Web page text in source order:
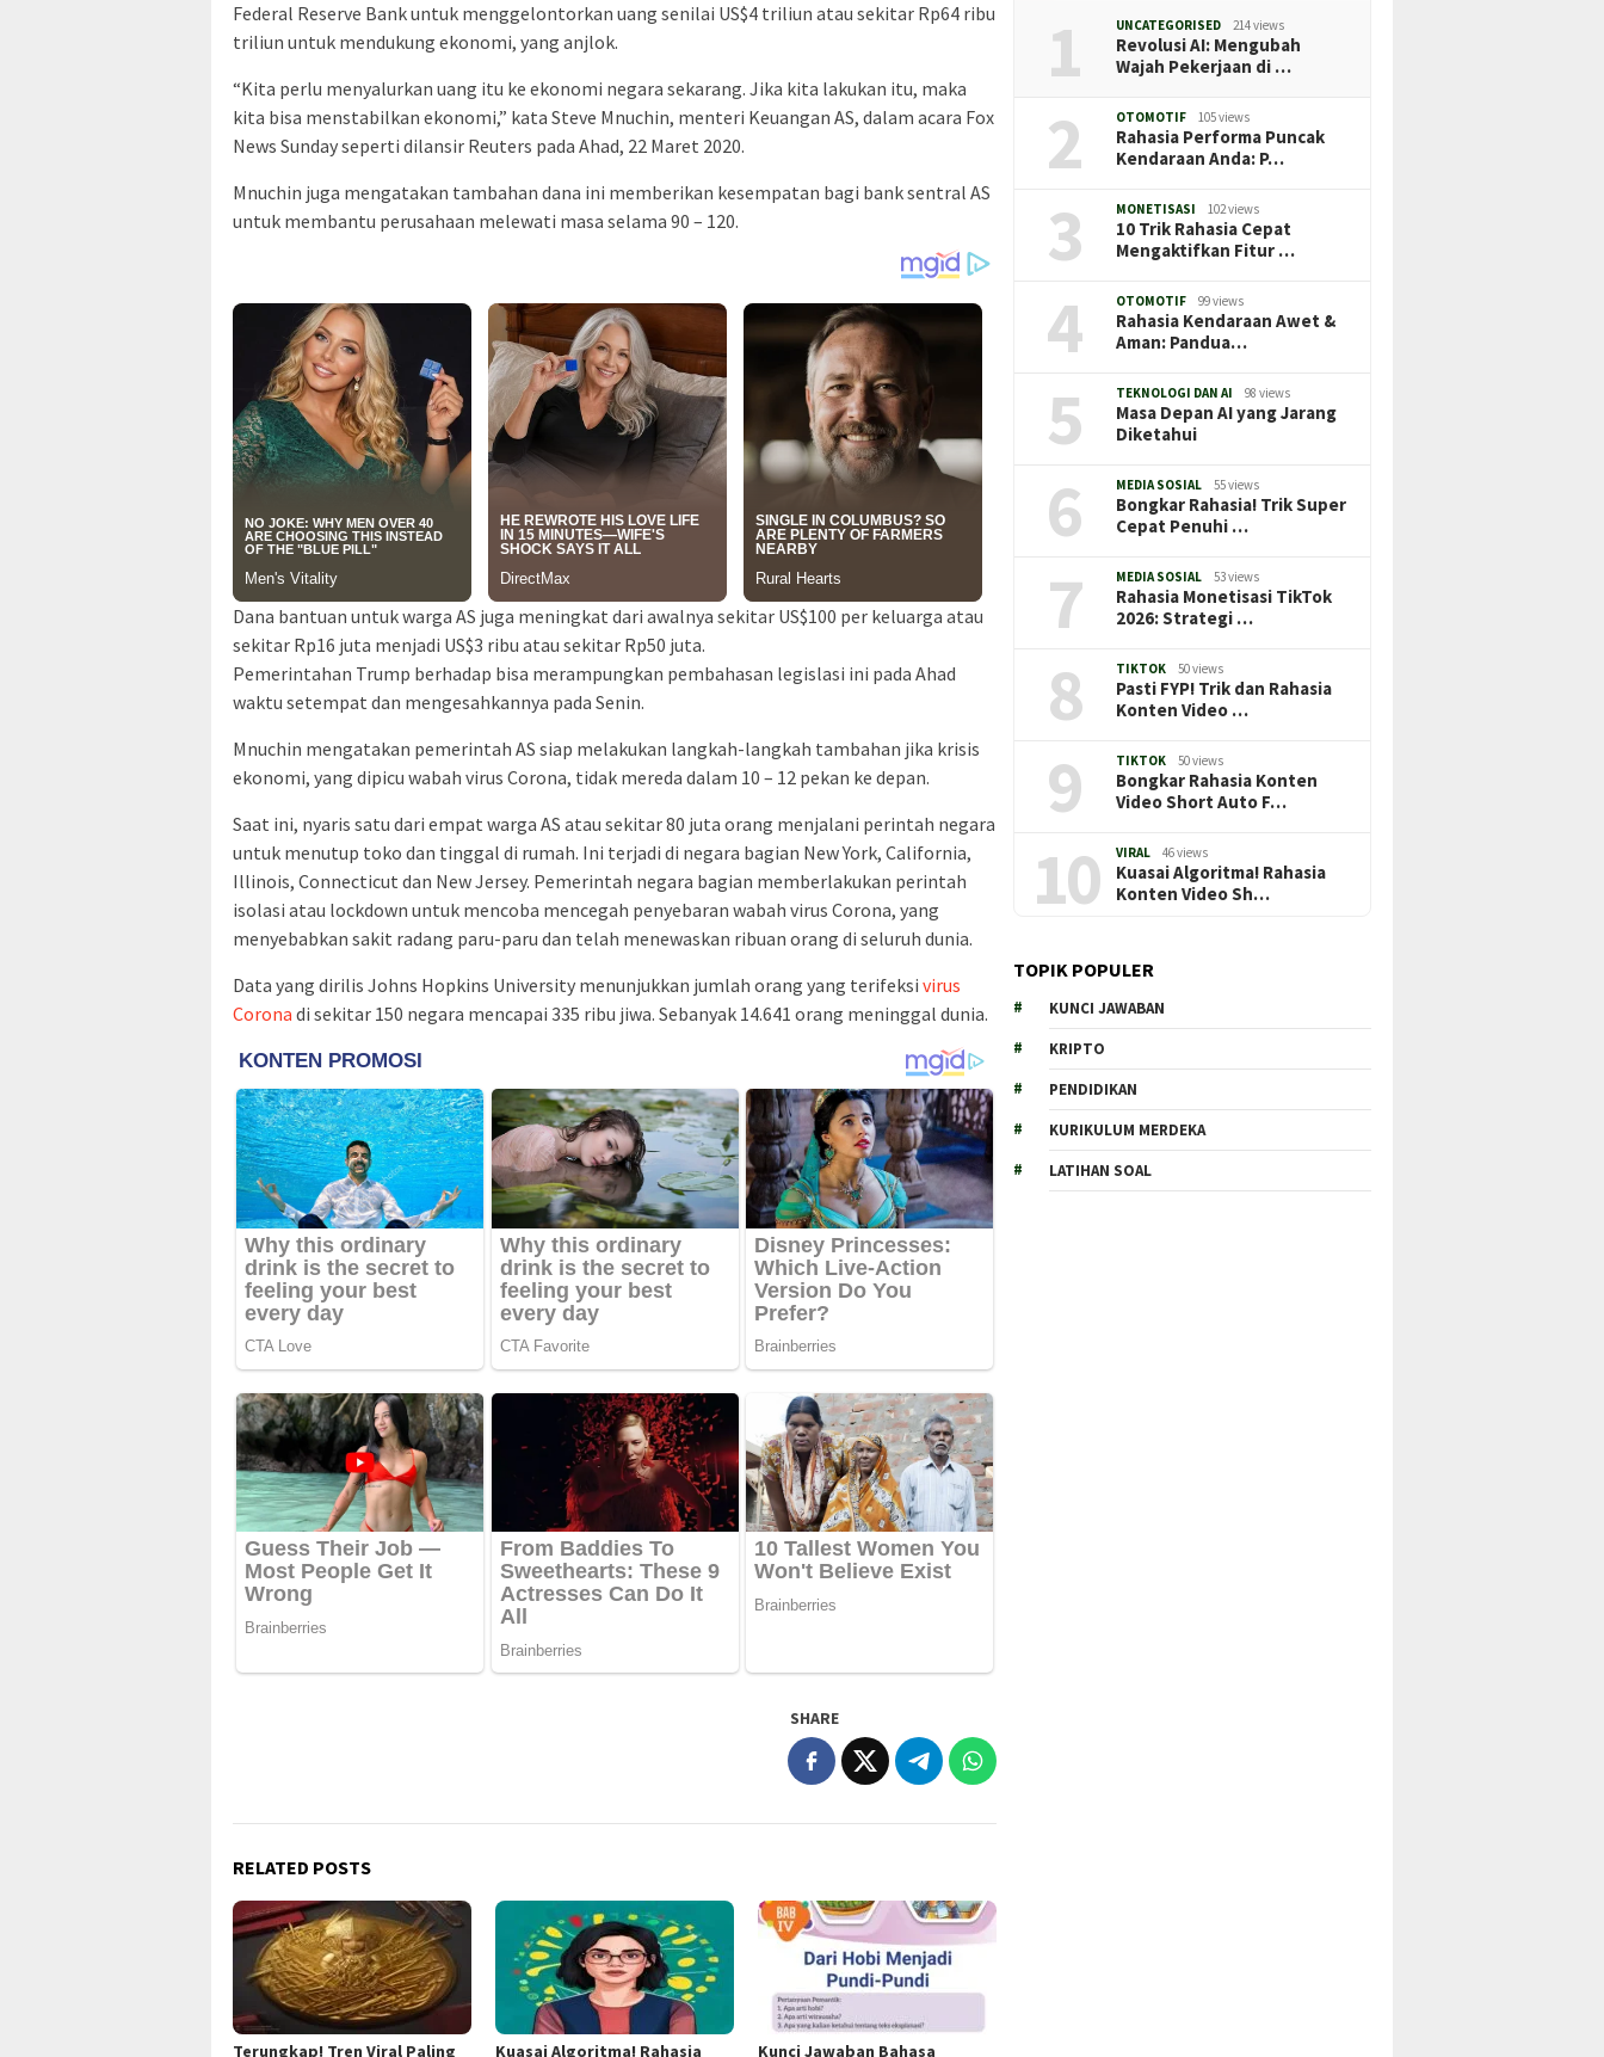
Federal Reserve Bank untuk menggelontorkan uang senilai US$4 triliun atau sekitar Rp64 ribu
triliun untuk mendukung ekonomi, yang anjlok.
“Kita perlu menyalurkan uang itu ke ekonomi negara sekarang. Jika kita lakukan itu, maka
kita bisa menstabilkan ekonomi,” kata Steve Mnuchin, menteri Keuangan AS, dalam acara Fox
News Sunday seperti dilansir Reuters pada Ahad, 22 Maret 2020.
Mnuchin juga mengatakan tambahan dana ini memberikan kesempatan bagi bank sentral AS
untuk membantu perusahaan melewati masa selama 90 – 120.
Dana bantuan untuk warga AS juga meningkat dari awalnya sekitar US$100 per keluarga atau
sekitar Rp16 juta menjadi US$3 ribu atau sekitar Rp50 juta.
Pemerintahan Trump berhadap bisa merampungkan pembahasan legislasi ini pada Ahad
waktu setempat dan mengesahkannya pada Senin.
Mnuchin mengatakan pemerintah AS siap melakukan langkah-langkah tambahan jika krisis
ekonomi, yang dipicu wabah virus Corona, tidak mereda dalam 10 – 12 pekan ke depan.
Saat ini, nyaris satu dari empat warga AS atau sekitar 80 juta orang menjalani perintah negara
untuk menutup toko dan tinggal di rumah. Ini terjadi di negara bagian New York, California,
Illinois, Connecticut dan New Jersey. Pemerintah negara bagian memberlakukan perintah
isolasi atau lockdown untuk mencoba mencegah penyebaran wabah virus Corona, yang
menyebabkan sakit radang paru-paru dan telah menewaskan ribuan orang di seluruh dunia.
Data yang dirilis Johns Hopkins University menunjukkan jumlah orang yang terifeksi virus
Corona di sekitar 150 negara mencapai 335 ribu jiwa. Sebanyak 14.641 orang meninggal dunia.
SHARE
RELATED POSTS
Terungkap! Tren Viral Paling Kuasai Algoritma! Rahasia Kunci Jawaban Bahasa
1 UNCATEGORISED 214 views
Revolusi AI: Mengubah
Wajah Pekerjaan di …
2 OTOMOTIF 105 views
Rahasia Performa Puncak
Kendaraan Anda: P…
3 MONETISASI 102 views
10 Trik Rahasia Cepat
Mengaktifkan Fitur …
4 OTOMOTIF 99 views
Rahasia Kendaraan Awet &
Aman: Pandua…
5 TEKNOLOGI DAN AI 98 views
Masa Depan AI yang Jarang
Diketahui
6 MEDIA SOSIAL 55 views
Bongkar Rahasia! Trik Super
Cepat Penuhi …
7 MEDIA SOSIAL 53 views
Rahasia Monetisasi TikTok
2026: Strategi …
8 TIKTOK 50 views
Pasti FYP! Trik dan Rahasia
Konten Video …
9 TIKTOK 50 views
Bongkar Rahasia Konten
Video Short Auto F…
10 VIRAL 46 views
Kuasai Algoritma! Rahasia
Konten Video Sh…
TOPIK POPULER
KUNCI JAWABAN
KRIPTO
PENDIDIKAN
KURIKULUM MERDEKA
LATIHAN SOAL